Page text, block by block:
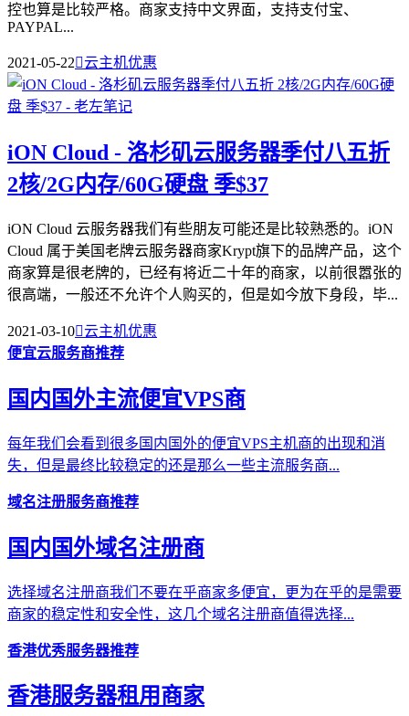
控也算是比较严格。商家支持中文界面，支持支付宝、
PAYPAL...
2021-05-22云主机优惠
iON Cloud - 洛杉矶云服务器季付八五折
2核/2G内存/60G硬盘 季$37
iON Cloud 云服务器我们有些朋友可能还是比较熟悉的。iON
Cloud 属于美国老牌云服务器商家Krypt旗下的品牌产品，这个
商家算是很老牌的，已经有将近二十年的商家，以前很嚣张的
很高端，一般还不允许个人购买的，但是如今放下身段，毕...
2021-03-10云主机优惠
便宜云服务商推荐
国内国外主流便宜VPS商
每年我们会看到很多国内国外的便宜VPS主机商的出现和消
失，但是最终比较稳定的还是那么一些主流服务商...
域名注册服务商推荐
国内国外域名注册商
选择域名注册商我们不要在乎商家多便宜，更为在乎的是需要
商家的稳定性和安全性，这几个域名注册商值得选择...
香港优秀服务器推荐
香港服务器租用商家